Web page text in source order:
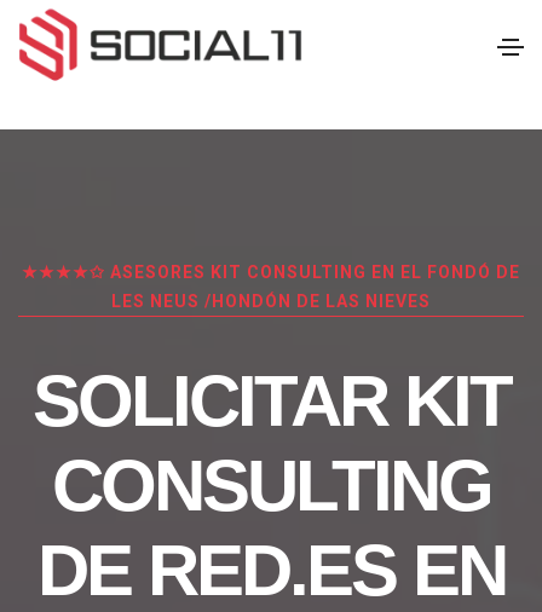
★★★★✩ ASESORES KIT CONSULTING EN EL FONDÓ DE
LES NEUS /HONDÓN DE LAS NIEVES
SOLICITAR KIT
CONSULTING
DE RED.ES EN